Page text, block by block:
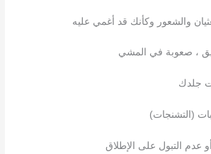
والشعور وكأنك قد أغمي عليه
، صعوبة في المشي
جلدك
(التشنجات)
عدم التبول على الإطلاق